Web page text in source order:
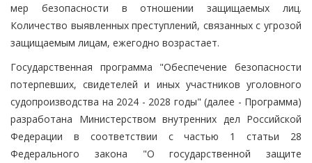
мер безопасности в отношении защищаемых лиц.
Количество выявленных преступлений, связанных с угрозой
защищаемым лицам, ежегодно возрастает.
Государственная программа "Обеспечение безопасности
потерпевших, свидетелей и иных участников уголовного
судопроизводства на 2024 - 2028 годы" (далее - Программа)
разработана Министерством внутренних дел Российской
Федерации в соответствии с частью 1 статьи 28
Федерального закона "О государственной защите